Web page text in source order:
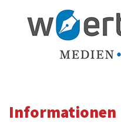
Informationen